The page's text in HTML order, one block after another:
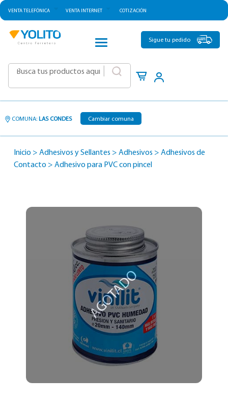
VENTA TELEFÓNICA VENTA INTERNET COTIZACIÓN
CATEGORÍAS
Sigue tu pedido
COMUNA: LAS CONDES Cambiar comuna
Inicio > Adhesivos y Sellantes > Adhesivos > Adhesivos de
Contacto > Adhesivo para PVC con pincel
AGOTADO